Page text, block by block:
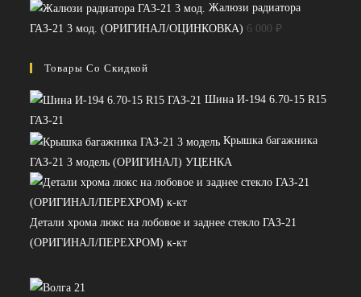
Жалюзи радиатора
ГАЗ-21 3 мод. (ОРИГИНАЛ/ОЦИНКОВКА) 6 000₽
Товары Со Скидкой
Шина И-194 6.70-15 R15
ГАЗ-21
Крышка багажника
ГАЗ-21 3 модель (ОРИГИНАЛ) УЦЕНКА
Детали хрома люкс на лобовое и заднее стекло ГАЗ-21
(ОРИГИНАЛ/ПЕРЕХРОМ) к-кт